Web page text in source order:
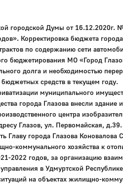
городской Думы от 16.12.2020г.
Корректировка бюджета
по содержанию сети
бюджетирования МО «Город
долга и необходимостью
средств в текущем году.
муниципального
города Глазова внесли здание
центра
Глазов, ул. Первомайская, д.39.
Главу города Глазова Коновалова
коммунального хозяйства к
2022 годов, за организацию
в Удмуртской
на объектах жилищно-